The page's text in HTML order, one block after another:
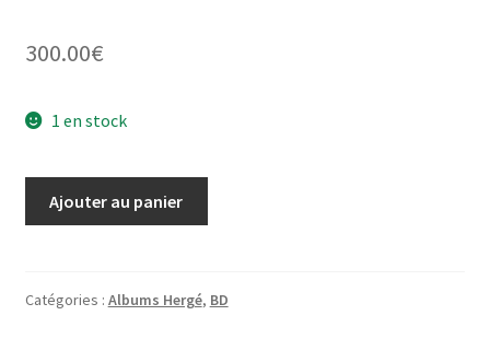
300.00€
1 en stock
de
Ajouter au panier
Catégories : Albums Hergé, BD